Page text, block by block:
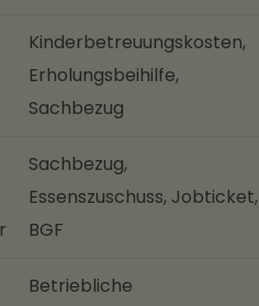
Kinderbetreuungskosten,
Erholungsbeihilfe,
Sachbezug
Sachbezug,
Essenszuschuss, Jobticket,
BGF
Betriebliche